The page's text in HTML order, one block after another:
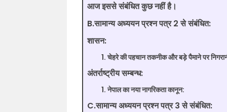
आज इससे संबंधित कुछ नहीं है।
B.सामान्य अध्ययन प्रश्न पत्र 2 से संबंधित:
शासन:
चेहरे की पहचान तकनीक और बड़े पैमाने पर
अंतर्राष्ट्रीय सम्बन्ध:
नेपाल का नया नागरिकता कानून:
C.सामान्य अध्ययन प्रश्न पत्र 3 से संबंधित: